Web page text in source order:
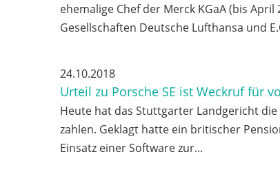
ehemalige Chef der Merck KGaA (bis
Gesellschaften Deutsche Lufthansa und
24.10.2018
Urteil zu Porsche SE ist Weckruf für
Heute hat das Stuttgarter Landgericht
zahlen. Geklagt hatte ein britischer
Einsatz einer Software zur...